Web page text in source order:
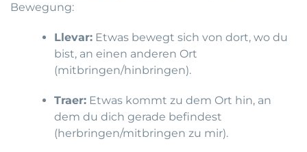
Bewegung:
Llevar: Etwas bewegt sich von dort, wo du
bist, an einen anderen Ort
(mitbringen/hinbringen).
Traer: Etwas kommt zu dem Ort hin, an
dem du dich gerade befindest
(herbringen/mitbringen zu mir).